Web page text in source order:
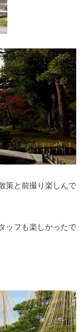
策と前撮り楽しんで
ッフも楽しかったで